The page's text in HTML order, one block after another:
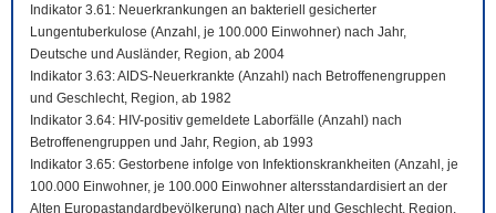
Indikator 3.61: Neuerkrankungen an bakteriell gesicherter
Lungentuberkulose (Anzahl, je 100.000 Einwohner) nach Jahr,
Deutsche und Ausländer, Region, ab 2004
Indikator 3.63: AIDS-Neuerkrankte (Anzahl) nach Betroffenengruppen
und Geschlecht, Region, ab 1982
Indikator 3.64: HIV-positiv gemeldete Laborfälle (Anzahl) nach
Betroffenengruppen und Jahr, Region, ab 1993
Indikator 3.65: Gestorbene infolge von Infektionskrankheiten (Anzahl, je
100.000 Einwohner, je 100.000 Einwohner altersstandardisiert an der
Alten Europastandardbevölkerung) nach Alter und Geschlecht, Region,